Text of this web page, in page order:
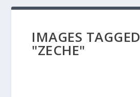
IMAGES TAGGED
"ZECHE"